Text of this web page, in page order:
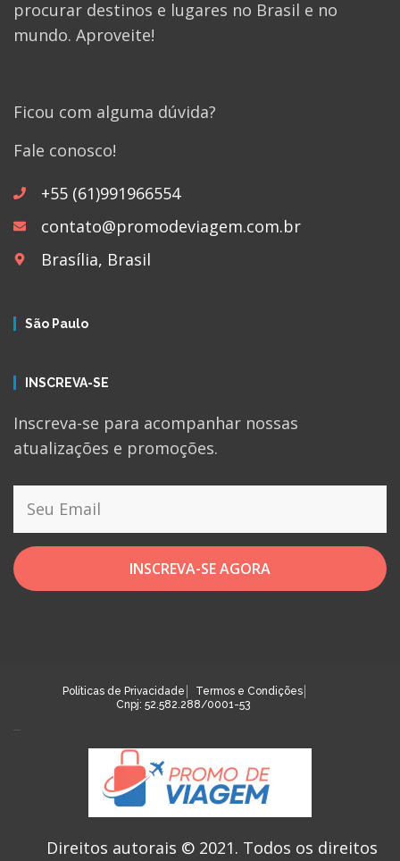
procurar destinos e lugares no Brasil e no
mundo. Aproveite!
Ficou com alguma dúvida?
Fale conosco!
+55 (61)991966554
contato@promodeviagem.com.br
Brasília, Brasil
São Paulo
INSCREVA-SE
Inscreva-se para acompanhar nossas
atualizações e promoções.
INSCREVA-SE AGORA
Políticas de Privacidade
Termos e Condições
Cnpj: 52.582.288/0001-53
Direitos autorais © 2021. Todos os direitos